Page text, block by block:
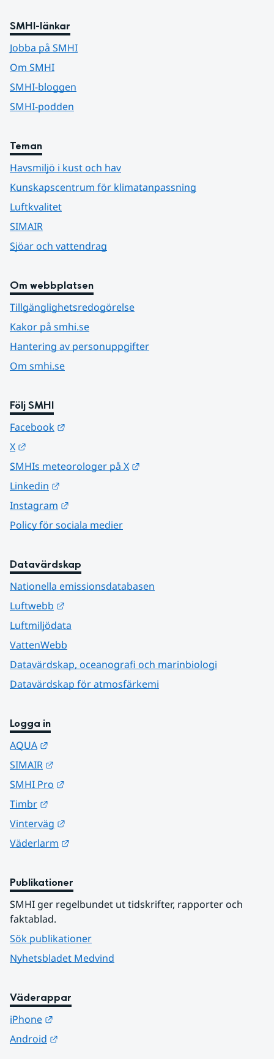
SMHI-länkar
Jobba på SMHI
Om SMHI
SMHI-bloggen
SMHI-podden
Teman
Havsmiljö i kust och hav
Kunskapscentrum för klimatanpassning
Luftkvalitet
SIMAIR
Sjöar och vattendrag
Om webbplatsen
Tillgänglighetsredogörelse
Kakor på smhi.se
Hantering av personuppgifter
Om smhi.se
Följ SMHI
Facebook
X
SMHIs meteorologer på X
Linkedin
Instagram
Policy för sociala medier
Datavärdskap
Nationella emissionsdatabasen
Luftwebb
Luftmiljödata
VattenWebb
Datavärdskap, oceanografi och marinbiologi
Datavärdskap för atmosfärkemi
Logga in
AQUA
SIMAIR
SMHI Pro
Timbr
Vinterväg
Väderlarm
Publikationer
SMHI ger regelbundet ut tidskrifter, rapporter och
faktablad.
Sök publikationer
Nyhetsbladet Medvind
Väderappar
iPhone
Android